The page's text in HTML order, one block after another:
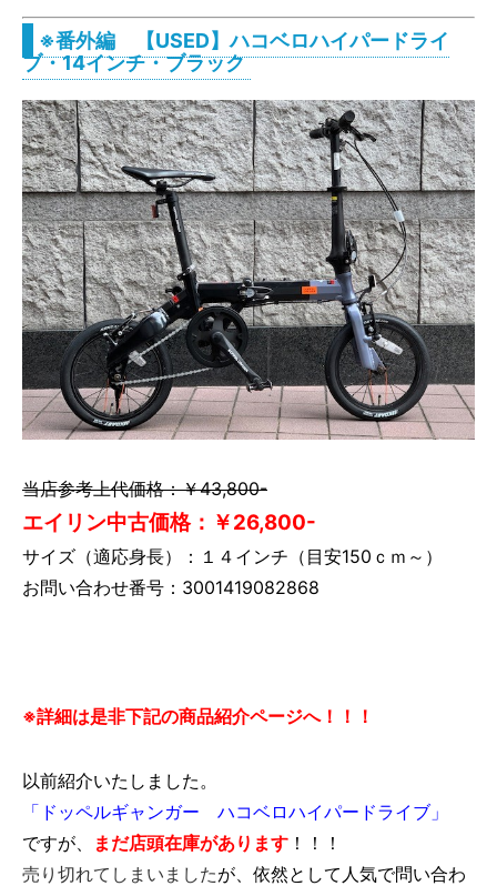
※番外編 【USED】ハコベロハイパードライ
ブ・14インチ・ブラック
当店参考上代価格：￥43,800-
エイリン中古価格：￥26,800-
サイズ（適応身長）：１４インチ（目安150ｃｍ～）
お問い合わせ番号：3001419082868
※詳細は是非下記の商品紹介ページへ！！！
以前紹介いたしました。
「ドッペルギャンガー ハコベロハイパードライブ」
ですが、
まだ店頭在庫があります ！！！
売り切れてしまいましたが、依然として人気で問い合わ